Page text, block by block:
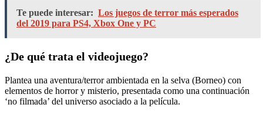
Te puede interesar: Los juegos de terror más esperados
del 2019 para PS4, Xbox One y PC
¿De qué trata el videojuego?
Plantea una aventura/terror ambientada en la selva (Borneo) con
elementos de horror y misterio, presentada como una continuación
‘no filmada’ del universo asociado a la película.